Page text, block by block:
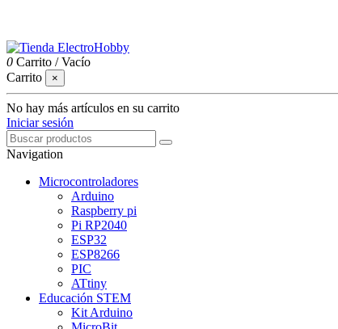
0 Carrito /Vacío
Carrito
×
No hay más artículos en su carrito
Iniciar sesión
Navigation
Microcontroladores
Arduino
Raspberry pi
Pi RP2040
ESP32
ESP8266
PIC
ATtiny
Educación STEM
Kit Arduino